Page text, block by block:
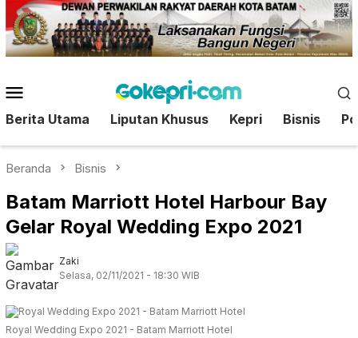
Loncat
ke
konten
Mobile
Berita Utama Liputan Khusus Kepri Bisnis
Beranda Bisnis
Batam Marriott Hotel Harbour Bay
Gelar Royal Wedding Expo 2021
Zaki
Selasa, 02/11/2021 - 18:30 WIB
Royal Wedding Expo 2021 - Batam Marriott Hotel